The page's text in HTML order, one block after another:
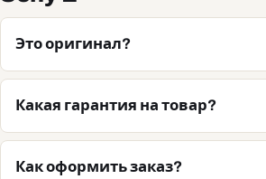
Это оригинал?
Какая гарантия на товар?
Как оформить заказ?